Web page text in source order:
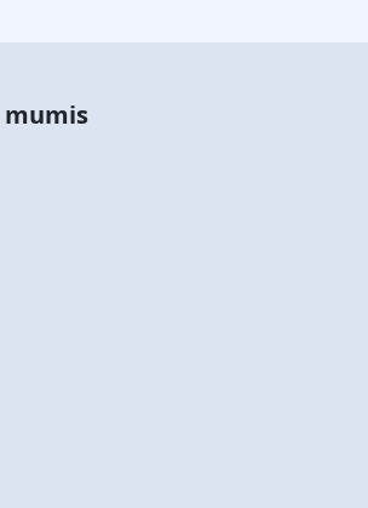
mumis